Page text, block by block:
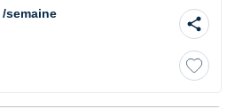
/semaine
share